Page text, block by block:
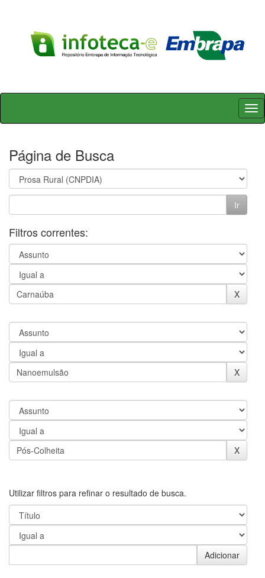
Skip
Página de Busca
Filtros correntes:
Utilizar filtros para refinar o resultado de busca.